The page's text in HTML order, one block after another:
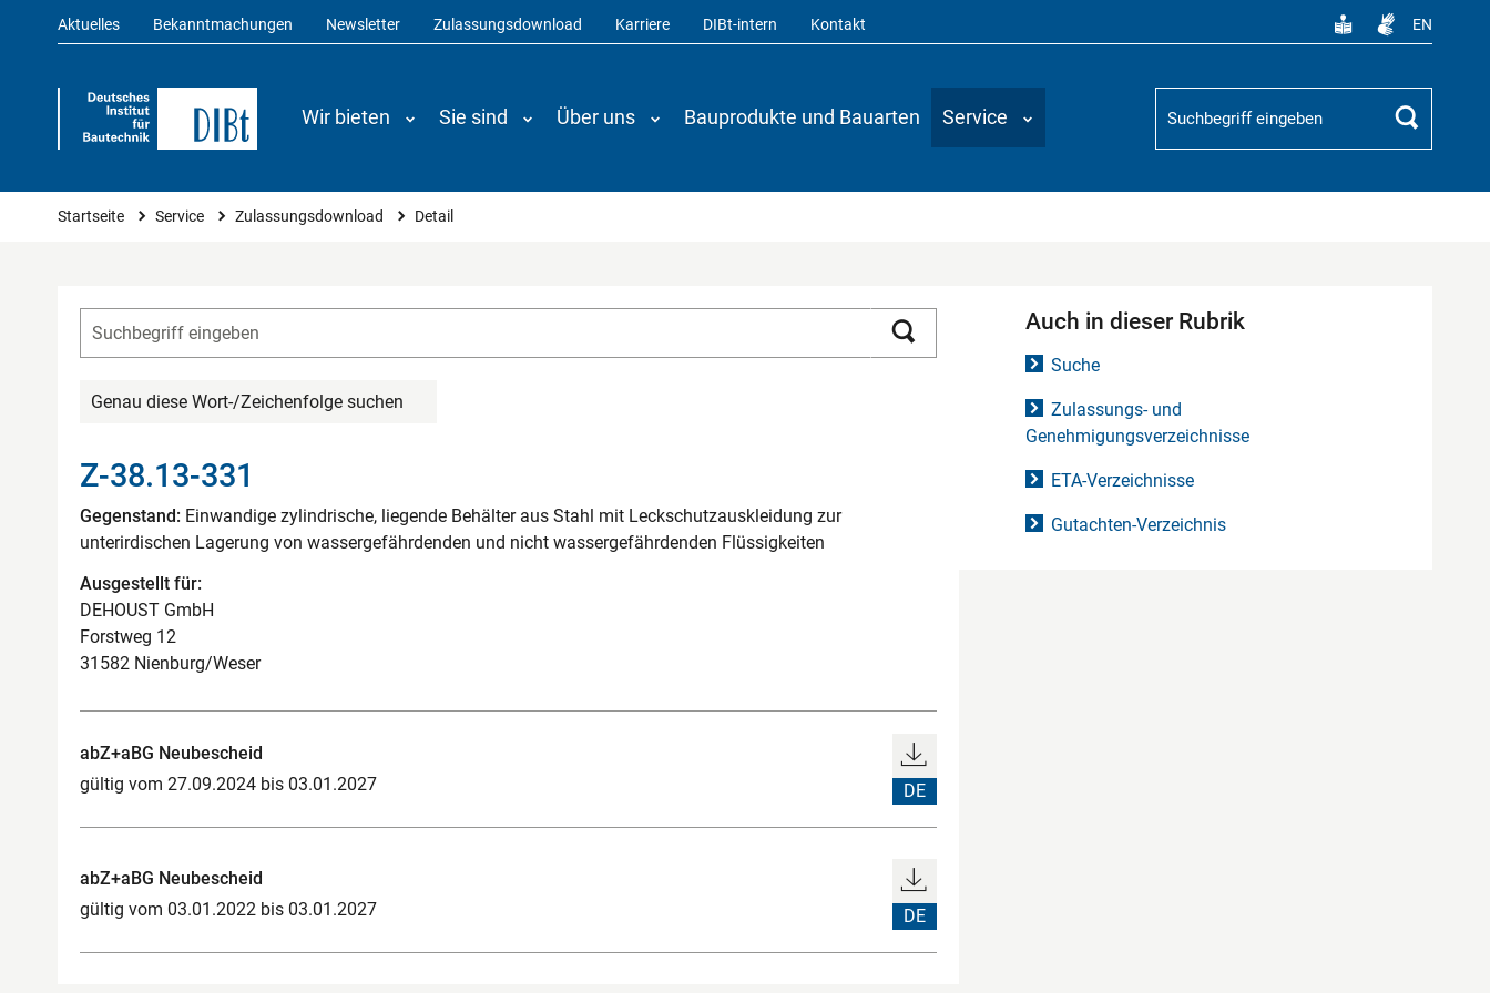
Aktuelles Bekanntmachungen Newsletter Zulassungsdownload Karriere DIBt-intern Kontakt EN
Wir bieten Sie sind Über uns Bauprodukte und Bauarten Service
Suchbegriff
Suchen
Sie sind hier
Startseite Service Zulassungsdownload Detail
Genau diese Wort-/Zeichenfolge suchen
Z-38.13-331
Gegenstand: Einwandige zylindrische, liegende Behälter aus Stahl mit Leckschutzauskleidung zur
unterirdischen Lagerung von wassergefährdenden und nicht wassergefährdenden Flüssigkeiten
Ausgestellt für:
DEHOUST GmbH
Forstweg 12
31582 Nienburg/Weser
abZ+aBG Neubescheid
gültig vom 27.09.2024 bis 03.01.2027
DE
abZ+aBG Neubescheid
gültig vom 03.01.2022 bis 03.01.2027
DE
Auch in dieser Rubrik
Suche
Zulassungs- und
Genehmigungsverzeichnisse
ETA-Verzeichnisse
Gutachten-Verzeichnis